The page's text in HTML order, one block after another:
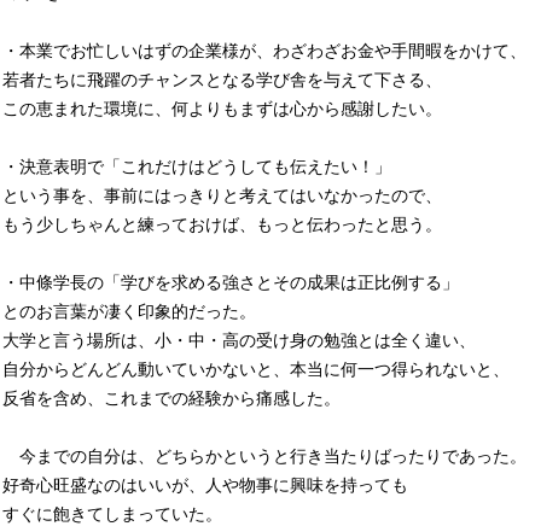
・本業でお忙しいはずの企業様が、わざわざお金や手間暇をかけて、
若者たちに飛躍のチャンスとなる学び舎を与えて下さる、
この恵まれた環境に、何よりもまずは心から感謝したい。
・決意表明で「これだけはどうしても伝えたい！」
という事を、事前にはっきりと考えてはいなかったので、
もう少しちゃんと練っておけば、もっと伝わったと思う。
・中條学長の「学びを求める強さとその成果は正比例する」
とのお言葉が凄く印象的だった。
大学と言う場所は、小・中・高の受け身の勉強とは全く違い、
自分からどんどん動いていかないと、本当に何一つ得られないと、
反省を含め、これまでの経験から痛感した。
今までの自分は、どちらかというと行き当たりばったりであった。
好奇心旺盛なのはいいが、人や物事に興味を持っても
すぐに飽きてしまっていた。